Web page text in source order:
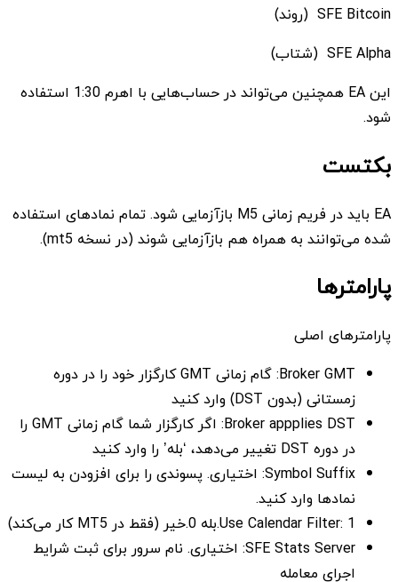
SFE Bitcoin (روند)
SFE Alpha (شتاب)
این EA همچنین می‌تواند در حساب‌هایی با اهرم 1:30 استفاده
شود.
بکتست
EA باید در فریم زمانی M5 بازآزمایی شود. تمام نمادهای استفاده
شده می‌توانند به همراه هم بازآزمایی شوند (در نسخه mt5).
پارامترها
پارامترهای اصلی
Broker GMT: گام زمانی GMT کارگزار خود را در دوره
زمستانی (بدون DST) وارد کنید
Broker appplies DST: اگر کارگزار شما گام زمانی GMT را
در دوره DST تغییر می‌دهد، ‘بله’ را وارد کنید
Symbol Suffix: اختیاری. پسوندی را برای افزودن به لیست
نمادها وارد کنید.
Use Calendar Filter: 1.بله 0.خیر (فقط در MT5 کار می‌کند)
SFE Stats Server: اختیاری. نام سرور برای ثبت شرایط
اجرای معامله